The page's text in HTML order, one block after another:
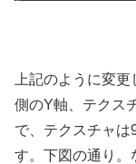
上記のように変
側のY軸、テクス
で、テクスチャは
す。下図の通り。